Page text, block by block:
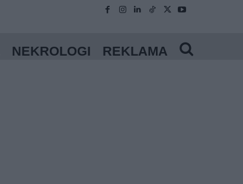
NEKROLOGI REKLAMA